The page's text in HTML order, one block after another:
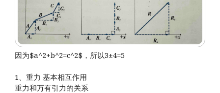
因为$a^2+b^2=c^2$，所以3±4=5
1、重力 基本相互作用
重力和万有引力的关系